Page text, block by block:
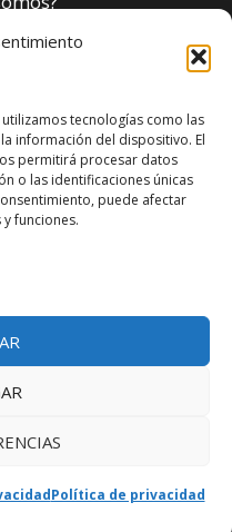
tecnologías como las
información del dispositivo. El
permitirá procesar datos
o las identificaciones únicas
puede afectar
funciones.
Política de privacidad